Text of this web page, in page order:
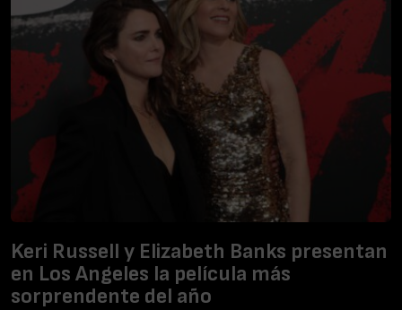
Keri Russell y Elizabeth Banks presentan
en Los Angeles la película más
sorprendente del año